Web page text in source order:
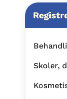
Skoler,